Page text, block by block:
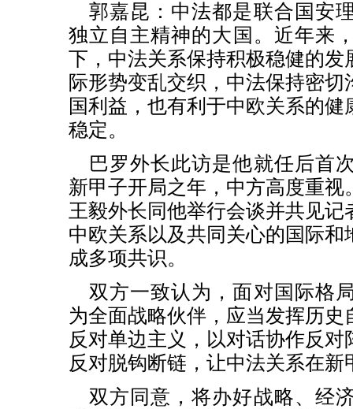
郭嘉昆：中法都是联合国安
独立自主精神的大国。近年来
下，中法关系保持积极稳健的发
际形势变乱交织，中法保持密
国利益，也有利于中欧关系的
稳定。
巴罗外长此访是他就任后首
新甲子开局之年，中方高度重视
王毅外长同他举行会谈并共见记
中欧关系以及共同关心的国际和
成多项共识。
双方一致认为，面对国际格
为全面战略伙伴，应当发挥历
反对单边主义，以对话协作反
反对脱钩断链，让中法关系在新
双方同意，将办好战略、经